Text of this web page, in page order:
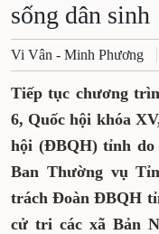
sống dân sinh
Vi Vân - Minh Phương
Tiếp tục chương
6, Quốc hội khóa
hội (ĐBQH) tỉnh do
Ban Thường vụ
trách Đoàn ĐBQH
cử tri các xã Bản